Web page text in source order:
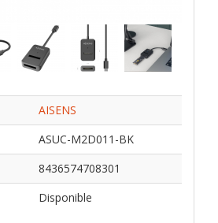
AISENS
ASUC-M2D011-BK
8436574708301
Disponible